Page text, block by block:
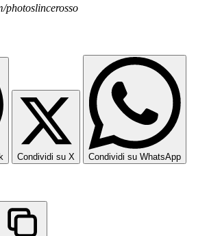
photoslincerosso
Condividi su X Condividi su WhatsApp